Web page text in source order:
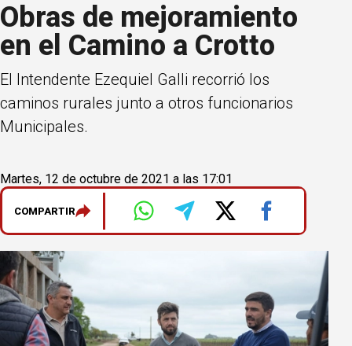
Obras de mejoramiento
en el Camino a Crotto
El Intendente Ezequiel Galli recorrió los
caminos rurales junto a otros funcionarios
Municipales.
Martes, 12 de octubre de 2021 a las 17:01
COMPARTIR